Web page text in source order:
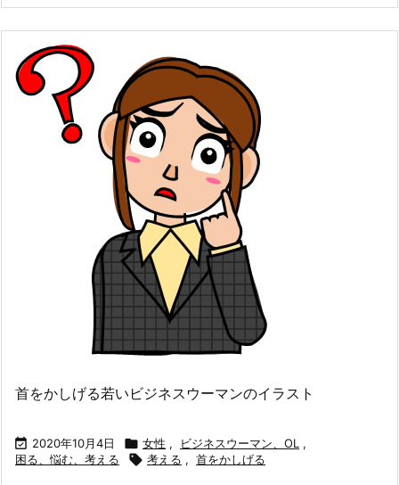
首をかしげる若いビジネスウーマンのイラスト
 2020年10月4日  女性 , ビジネスウーマン、OL ,
困る、悩む、考える
 考える , 首をかしげる